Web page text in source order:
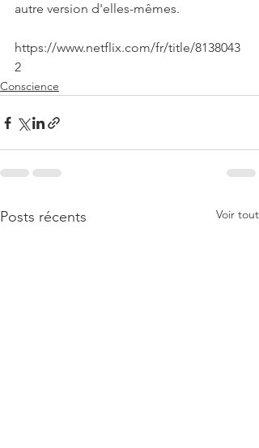
autre version d'elles-mêmes.
https://www.netflix.com/fr/title/8138043
2
Conscience
Posts récents Voir tout